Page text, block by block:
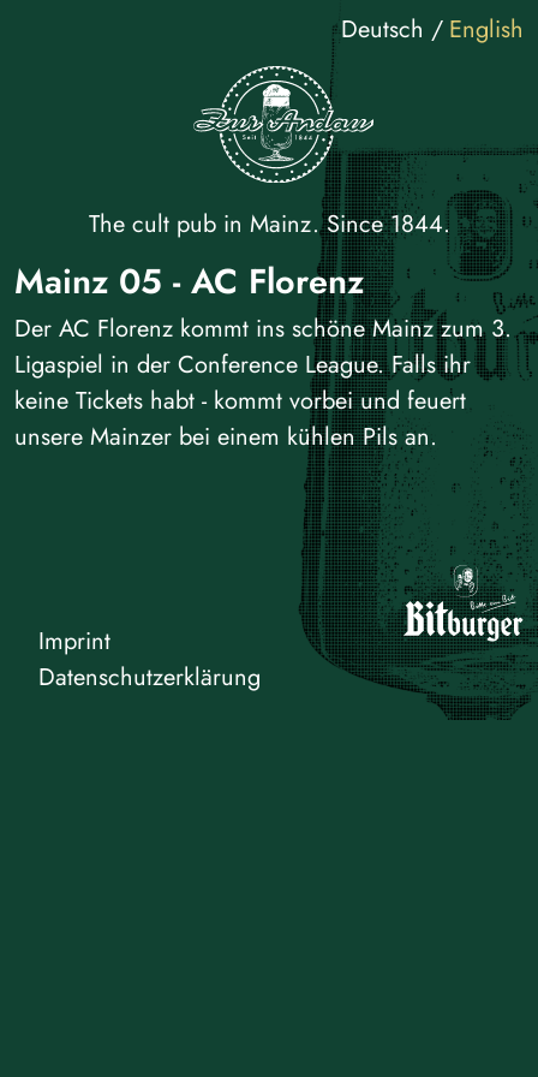
Deutsch English
The cult pub in Mainz. Since 1844.
Mainz 05 - AC Florenz
Der AC Florenz kommt ins schöne Mainz zum 3.
Ligaspiel in der Conference League. Falls ihr
keine Tickets habt - kommt vorbei und feuert
unsere Mainzer bei einem kühlen Pils an.
Imprint
Datenschutzerklärung